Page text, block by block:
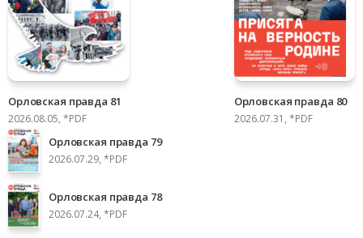
Орловская правда 81
2026.08.05, *PDF
Орловская правда 80
2026.07.31, *PDF
Орловская правда 79
2026.07.29, *PDF
Орловская правда 78
2026.07.24, *PDF